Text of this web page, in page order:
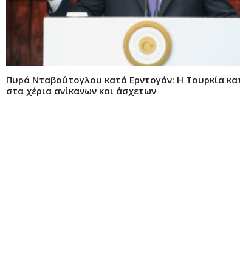
Πυρά Νταβούτογλου κατά Ερντογάν: H Toυρκία
στα χέρια ανίκανων και άσχετων